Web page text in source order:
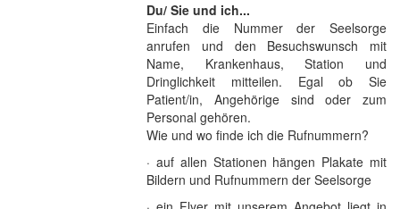
Du/ Sie und ich...
Einfach die Nummer der Seelsorge
anrufen und den Besuchswunsch mit
Name, Krankenhaus, Station und
Dringlichkeit mitteilen. Egal ob Sie
Patient/in, Angehörige sind oder zum
Personal gehören.
Wie und wo finde ich die Rufnummern?
· auf allen Stationen hängen Plakate mit
Bildern und Rufnummern der Seelsorge